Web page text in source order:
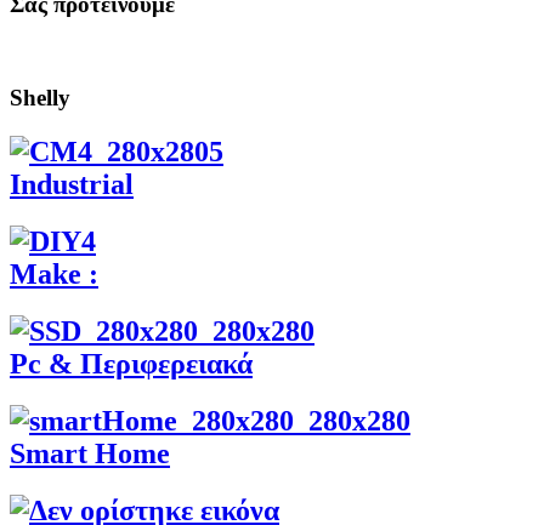
Shelly
Industrial
Make :
Pc & Περιφερειακά
Smart Home